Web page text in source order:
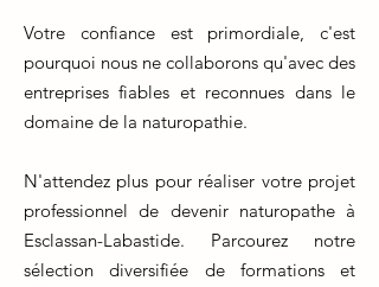
Votre confiance est primordiale, c'est
pourquoi nous ne collaborons qu'avec des
entreprises fiables et reconnues dans le
domaine de la naturopathie.
N'attendez plus pour réaliser votre projet
professionnel de devenir naturopathe à
Esclassan-Labastide. Parcourez notre
sélection diversifiée de formations et